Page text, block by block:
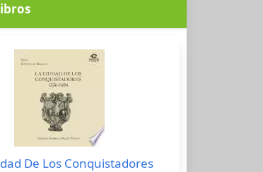
De Los Conquistadores